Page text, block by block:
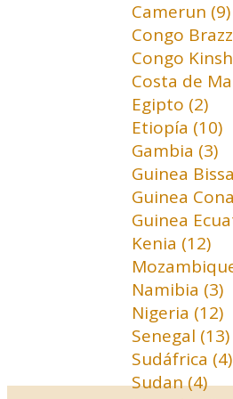
Camerun (9)
Congo
Congo
Costa de
Egipto (2)
Etiopía (10)
Gambia (3)
Guinea
Guinea
Guinea
Kenia (12)
Namibia (3)
Nigeria (12)
Senegal (13)
Sudáfrica (4)
Sudan (4)